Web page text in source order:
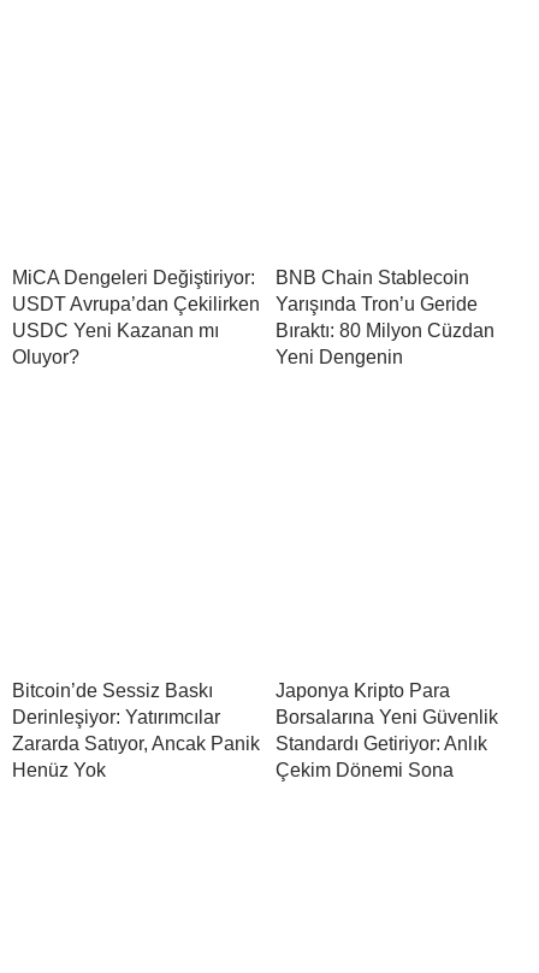
MiCA Dengeleri Değiştiriyor:
USDT Avrupa’dan Çekilirken
USDC Yeni Kazanan mı
Oluyor?
BNB Chain Stablecoin
Yarışında Tron’u Geride
Bıraktı: 80 Milyon Cüzdan
Yeni Dengenin
Bitcoin’de Sessiz Baskı
Derinleşiyor: Yatırımcılar
Zararda Satıyor, Ancak Panik
Henüz Yok
Japonya Kripto Para
Borsalarına Yeni Güvenlik
Standardı Getiriyor: Anlık
Çekim Dönemi Sona